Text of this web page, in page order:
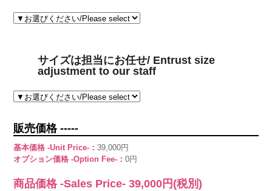
サイズは担当にお任せ/ Entrust size
adjustment to our staff
販売価格 -----
基本価格 -Unit Price-：39,000円
オプション価格 -Option Fee-：0円
商品価格 -Sales Price-39,000 円(税別)